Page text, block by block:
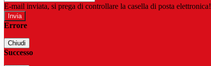
E-mail inviata, si prega di controllare la casella di posta elettronica!
Errore
Chiudi
Successo